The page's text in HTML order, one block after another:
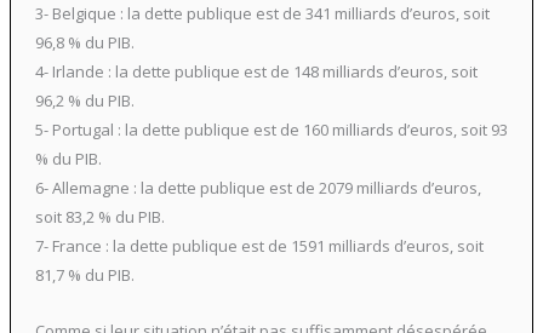
3- Belgique : la dette publique est de 341 milliards d’euros, soit
96,8 % du PIB.
4- Irlande : la dette publique est de 148 milliards d’euros, soit
96,2 % du PIB.
5- Portugal : la dette publique est de 160 milliards d’euros, soit 93
% du PIB.
6- Allemagne : la dette publique est de 2079 milliards d’euros,
soit 83,2 % du PIB.
7- France : la dette publique est de 1591 milliards d’euros, soit
81,7 % du PIB.